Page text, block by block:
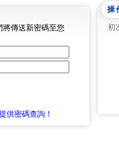
將傳送新密碼至您
供密碼查詢！
操
初